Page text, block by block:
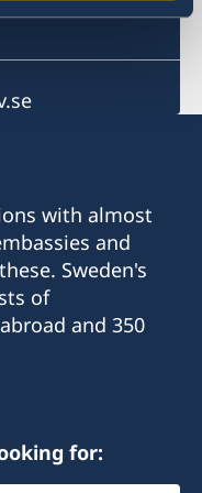
with almost
and
Sweden's
of
and 350
for: